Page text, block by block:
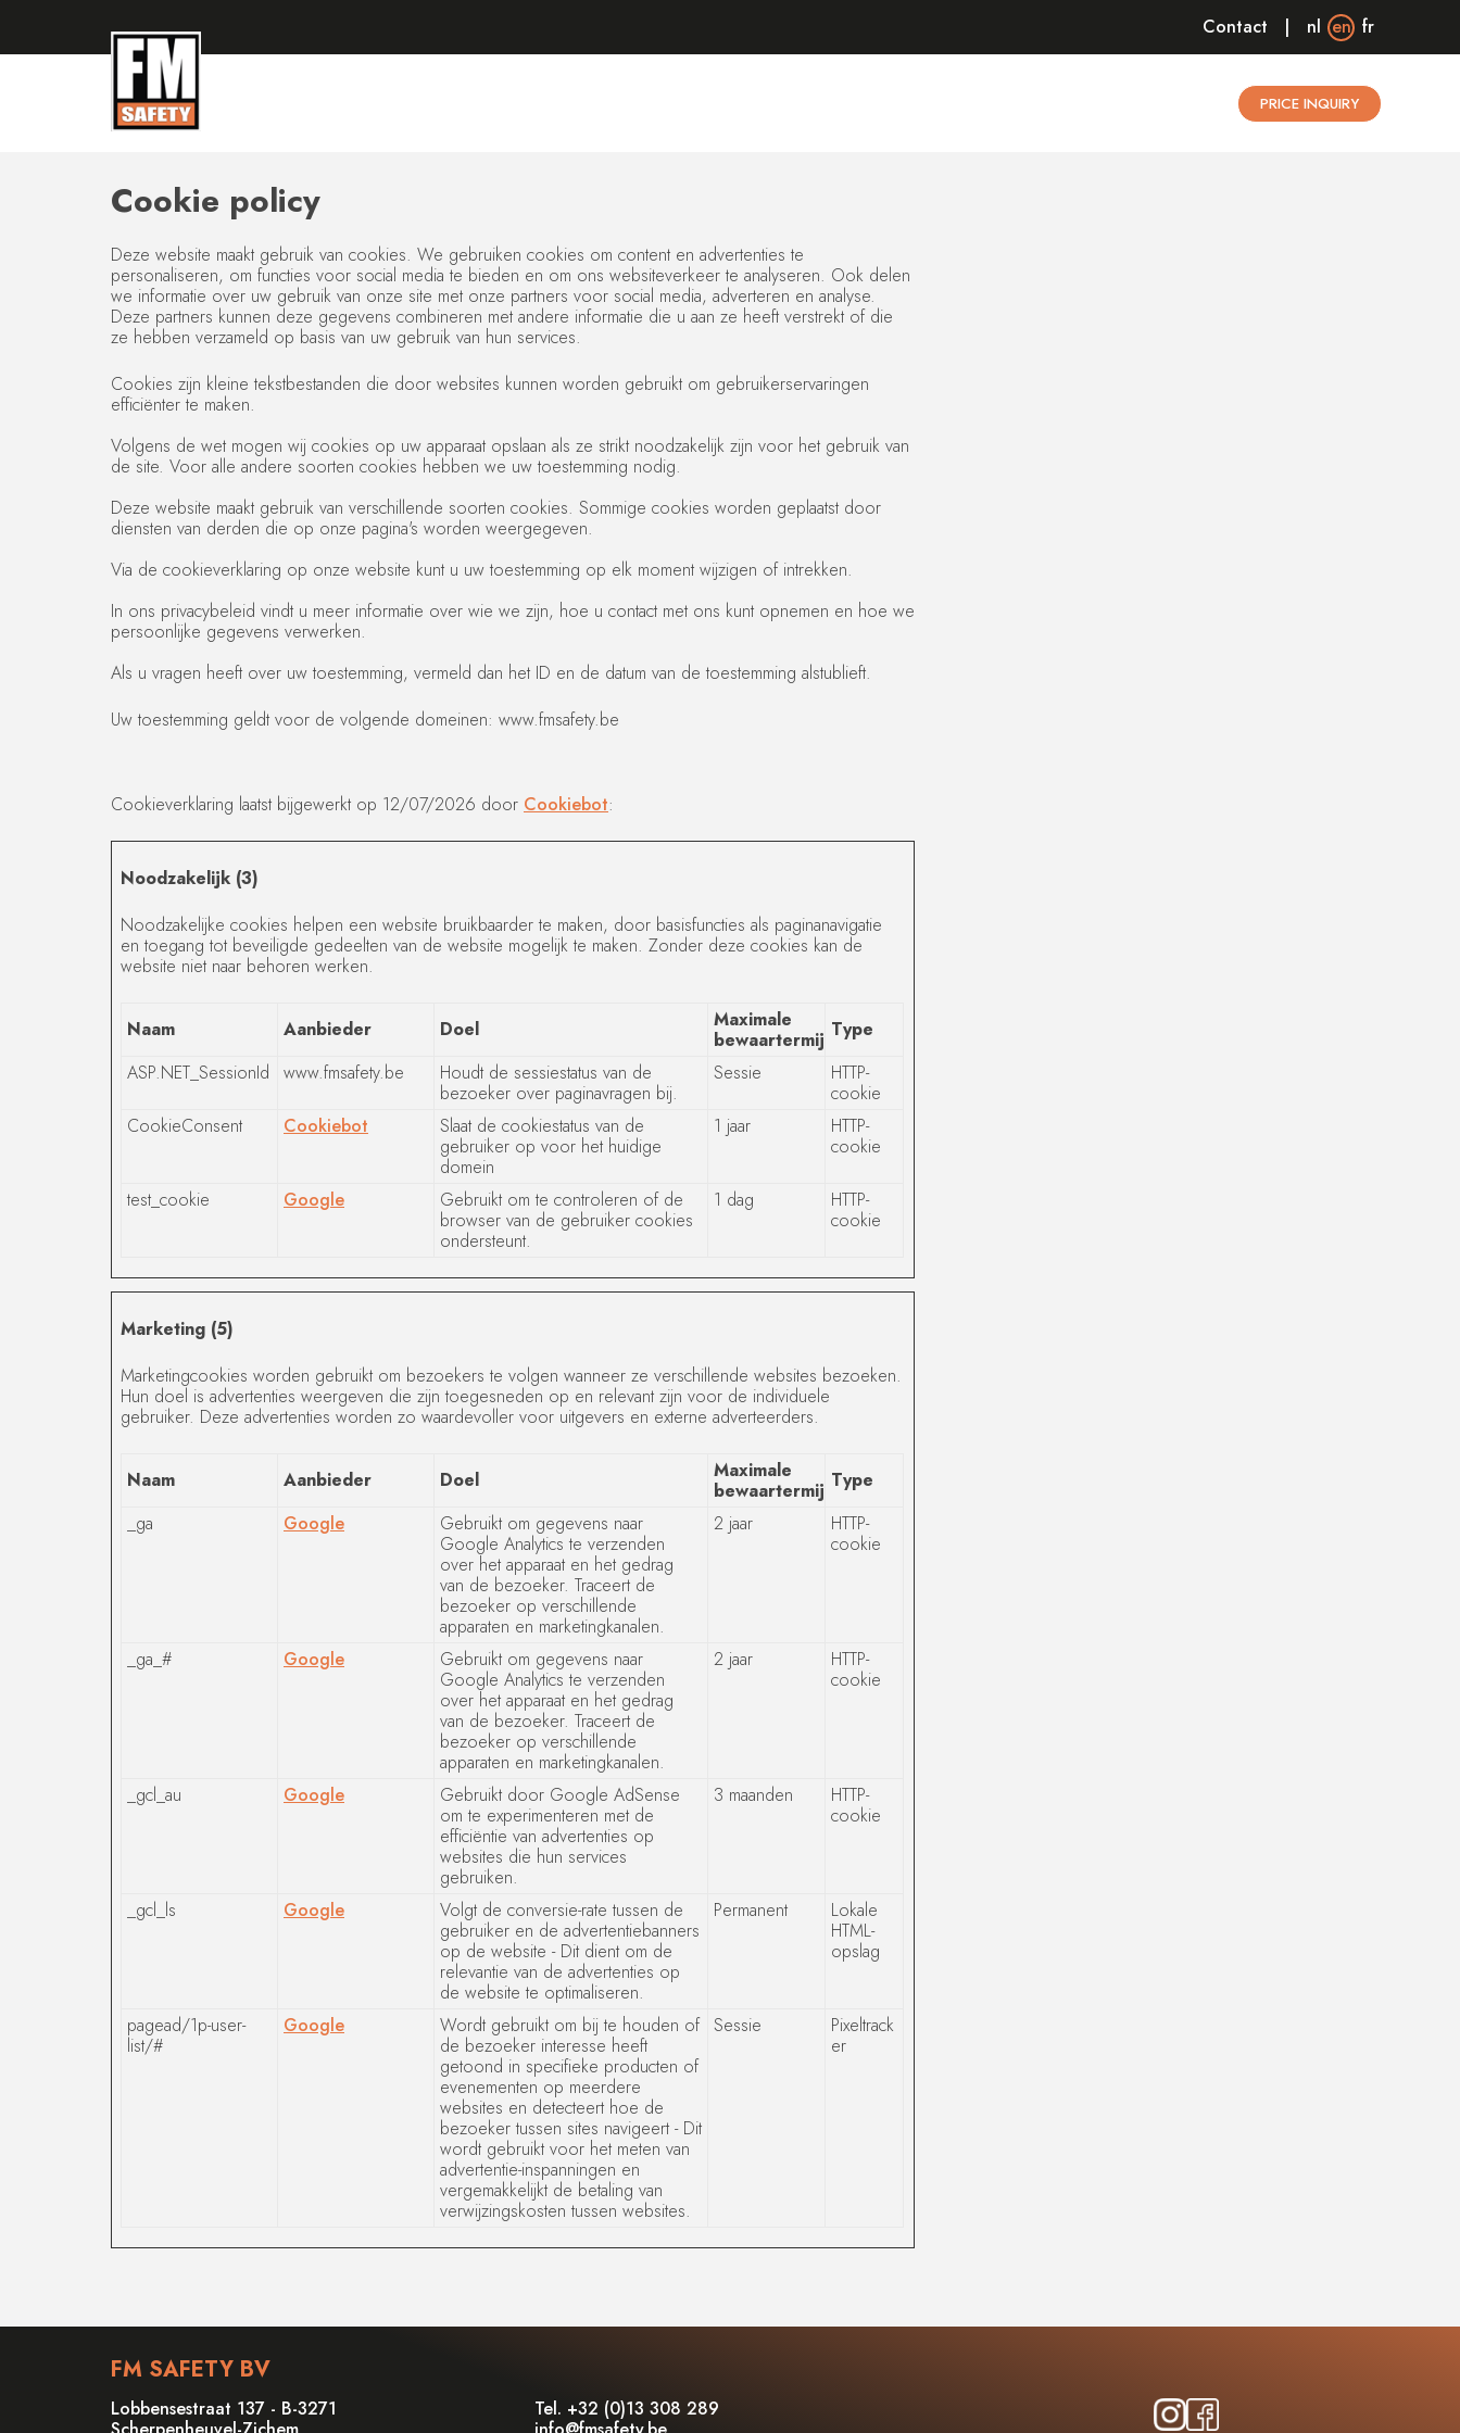
Contact nl en fr
PRICE INQUIRY
Cookie policy
Deze website maakt gebruik van cookies. We gebruiken cookies om content en advertenties te
personaliseren, om functies voor social media te bieden en om ons websiteverkeer te analyseren. Ook delen
we informatie over uw gebruik van onze site met onze partners voor social media, adverteren en analyse.
Deze partners kunnen deze gegevens combineren met andere informatie die u aan ze heeft verstrekt of die
ze hebben verzameld op basis van uw gebruik van hun services.
Cookies zijn kleine tekstbestanden die door websites kunnen worden gebruikt om gebruikerservaringen
efficiënter te maken.
Volgens de wet mogen wij cookies op uw apparaat opslaan als ze strikt noodzakelijk zijn voor het gebruik van
de site. Voor alle andere soorten cookies hebben we uw toestemming nodig.
Deze website maakt gebruik van verschillende soorten cookies. Sommige cookies worden geplaatst door
diensten van derden die op onze pagina's worden weergegeven.
Via de cookieverklaring op onze website kunt u uw toestemming op elk moment wijzigen of intrekken.
In ons privacybeleid vindt u meer informatie over wie we zijn, hoe u contact met ons kunt opnemen en hoe we
persoonlijke gegevens verwerken.
Als u vragen heeft over uw toestemming, vermeld dan het ID en de datum van de toestemming alstublieft.
Uw toestemming geldt voor de volgende domeinen: www.fmsafety.be
Cookieverklaring laatst bijgewerkt op 12/07/2026 door Cookiebot:
Noodzakelijk (3)
Noodzakelijke cookies helpen een website bruikbaarder te maken, door basisfuncties als paginanavigatie
en toegang tot beveiligde gedeelten van de website mogelijk te maken. Zonder deze cookies kan de
website niet naar behoren werken.
Naam Aanbieder Doel
Maximale
bewaartermijn Type
ASP.NET_SessionId
www.fmsafety.be
Houdt de sessiestatus van de
bezoeker over paginavragen bij.
Sessie
HTTP-
cookie
CookieConsent
Cookiebot
Slaat de cookiestatus van de
gebruiker op voor het huidige
domein
1 jaar
HTTP-
cookie
test_cookie Google
Gebruikt om te controleren of de
browser van de gebruiker cookies
ondersteunt.
1 dag
HTTP-
cookie
Marketing (5)
Marketingcookies worden gebruikt om bezoekers te volgen wanneer ze verschillende websites bezoeken.
Hun doel is advertenties weergeven die zijn toegesneden op en relevant zijn voor de individuele
gebruiker. Deze advertenties worden zo waardevoller voor uitgevers en externe adverteerders.
Naam Aanbieder Doel
Maximale
bewaartermijn Type
_ga
Google
Gebruikt om gegevens naar
Google Analytics te verzenden
over het apparaat en het gedrag
van de bezoeker. Traceert de
bezoeker op verschillende
apparaten en marketingkanalen.
2 jaar
HTTP-
cookie
_ga_# Google
Gebruikt om gegevens naar
Google Analytics te verzenden
over het apparaat en het gedrag
van de bezoeker. Traceert de
bezoeker op verschillende
apparaten en marketingkanalen.
2 jaar
HTTP-
cookie
_gcl_au Google
Gebruikt door Google AdSense
om te experimenteren met de
efficiëntie van advertenties op
websites die hun services
gebruiken.
3 maanden
HTTP-
cookie
_gcl_ls Google
Volgt de conversie-rate tussen de
gebruiker en de advertentiebanners
op de website - Dit dient om de
relevantie van de advertenties op
de website te optimaliseren.
Permanent
Lokale
HTML-
opslag
pagead/1p-user-
list/#
Google
Wordt gebruikt om bij te houden of
de bezoeker interesse heeft
getoond in specifieke producten of
evenementen op meerdere
websites en detecteert hoe de
bezoeker tussen sites navigeert - Dit
wordt gebruikt voor het meten van
advertentie-inspanningen en
vergemakkelijkt de betaling van
verwijzingskosten tussen websites.
Sessie
Pixeltrack
er
FM SAFETY BV
Lobbensestraat 137 - B-3271
Tel. +32 (0)13 308 289